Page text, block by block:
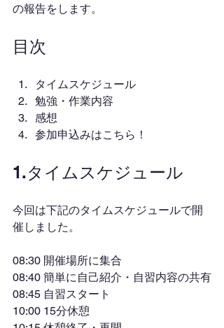
の報告をします。
目次
タイムスケジュール
勉強・作業内容
感想
参加申込みはこちら！
1.タイムスケジュール
今回は下記のタイムスケジュールで開
催しました。
08:30 開催場所に集合
08:40 簡単に自己紹介・自習内容の共有
08:45 自習スタート
10:00 15分休憩